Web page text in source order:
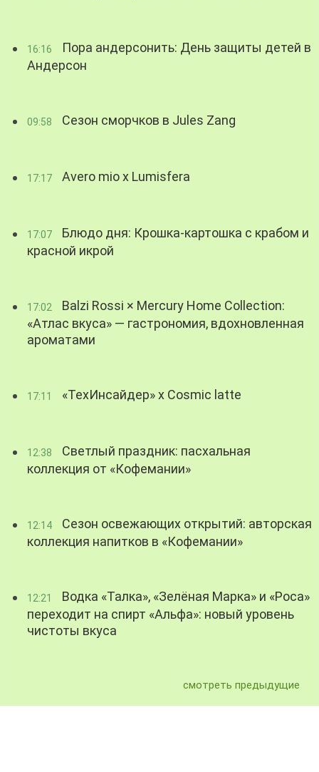
16:16
Пора андерсонить: День защиты детей в
Андерсон
09:58 Сезон сморчков в Jules Zang
17:17 Avero mio x Lumisfera
17:07
Блюдо дня: Крошка-картошка с крабом и
красной икрой
17:02
Balzi Rossi × Mercury Home Collection:
«Атлас вкуса» — гастрономия, вдохновленная
ароматами
17:11 «ТехИнсайдер» х Cosmic latte
12:38
Светлый праздник: пасхальная
коллекция от «Кофемании»
12:14
Сезон освежающих открытий: авторская
коллекция напитков в «Кофемании»
12:21
Водка «Талка», «Зелёная Марка» и «Роса»
переходит на спирт «Альфа»: новый уровень
чистоты вкуса
смотреть предыдущие